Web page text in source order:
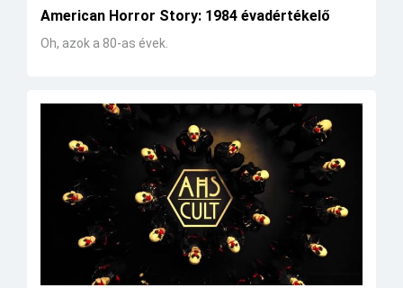
American Horror Story: 1984 évadértékelő
Oh, azok a 80-as évek.